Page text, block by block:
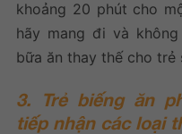
khoảng 20 phút cho
hãy mang đi và
bữa ăn thay thế cho trẻ
3. Trẻ biếng ăn
tiếp nhận các loại